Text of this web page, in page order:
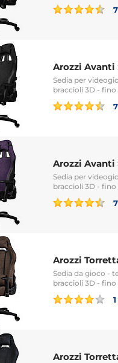
Arozzi Avanti
Sedia per
braccioli 3D - fino
Arozzi
Sedia per
braccioli 3D - fino
Arozzi
Sedia da gioco -
braccioli 3D - fino
Arozzi